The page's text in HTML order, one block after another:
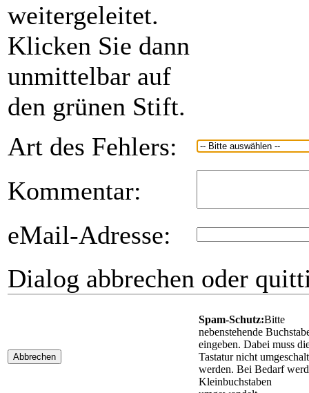
weitergeleitet.
Klicken Sie dann
unmittelbar auf
den grünen Stift.
Art des Fehlers:
Kommentar:
eMail-Adresse:
Dialog abbrechen oder
Abbrechen
Spam-Schutz:Bitte
nebenstehende
eingeben. Dabei muss
Tastatur nicht
werden. Bei Bedarf
Kleinbuchstaben